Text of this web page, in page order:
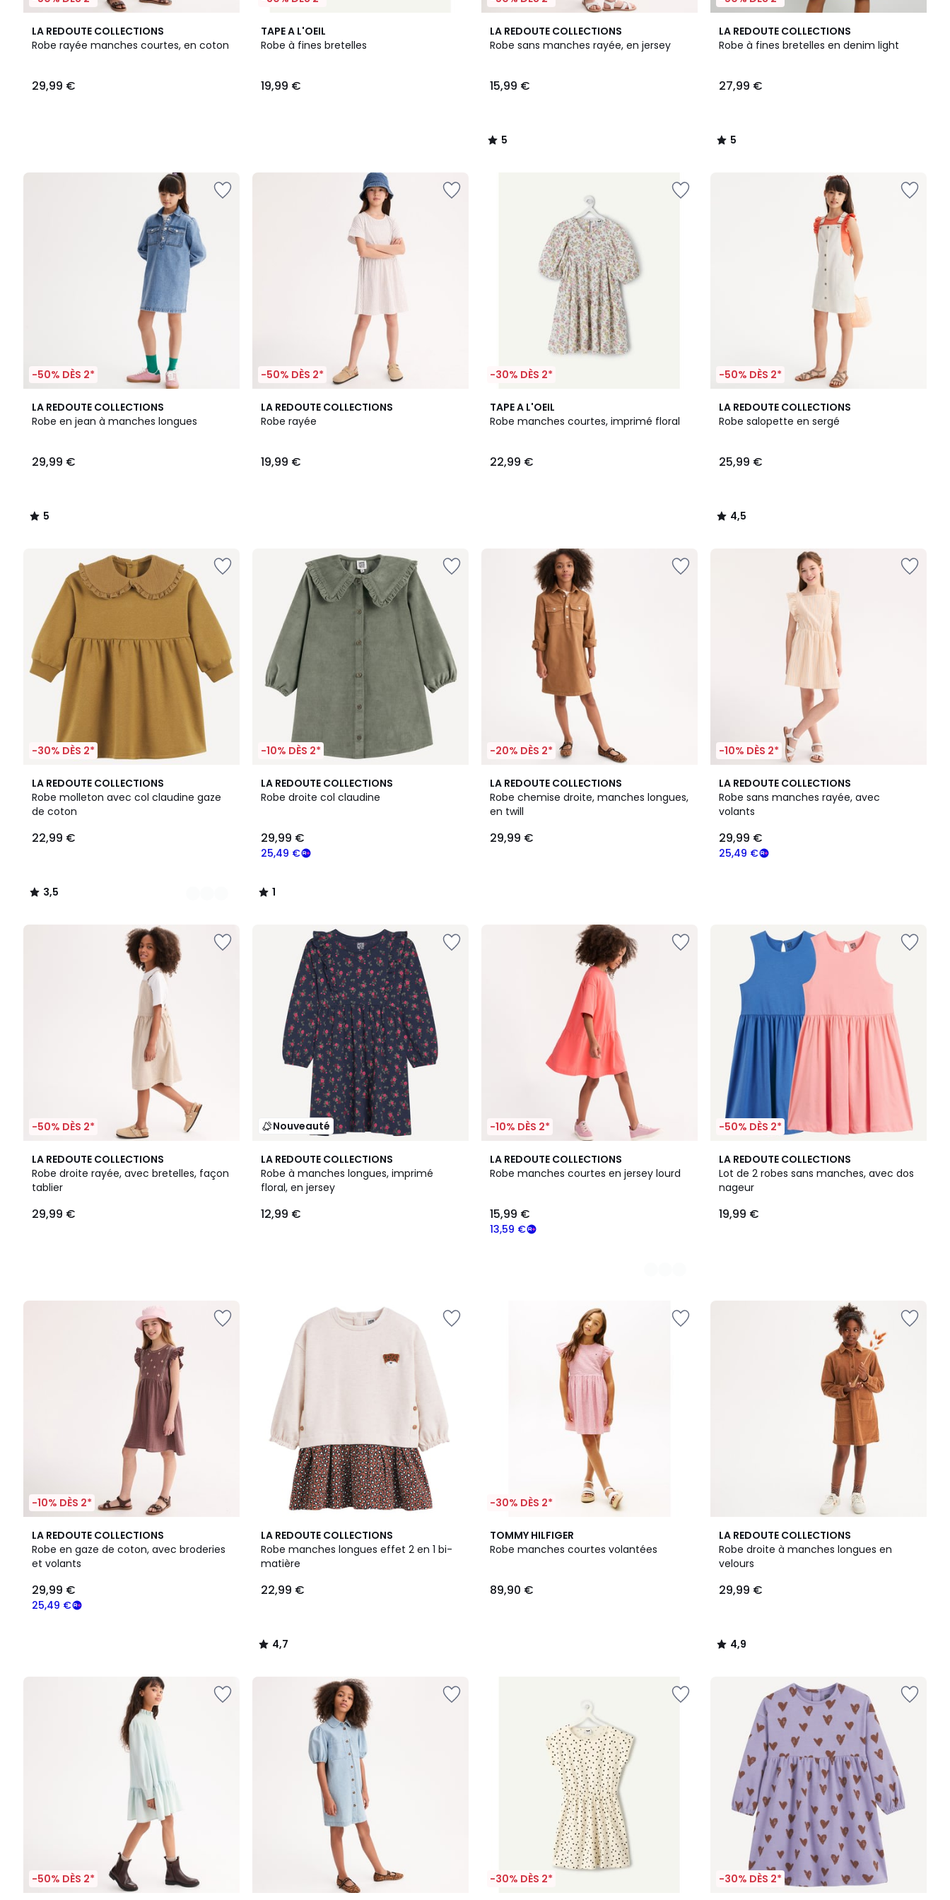
LA REDOUTE COLLECTIONS
Robe rayée manches courtes, en coton
€.
29,99 €
TAPE A L'OEIL
Robe à fines bretelles
19,99 €
LA REDOUTE COLLECTIONS
Robe sans manches rayée, en jersey
15,99 €
5
/
5
/
LA REDOUTE COLLECTIONS
Robe à fines bretelles en denim light
27,99 €
5
/
5
/
-50% DÈS 2*
LA REDOUTE COLLECTIONS
Robe en jean à manches longues
29,99 €
5
/
5
/
-50% DÈS 2*
LA REDOUTE COLLECTIONS
Robe rayée
19,99 €
-30% DÈS 2*
TAPE A L'OEIL
Robe manches courtes, imprimé floral
22,99 €
-50% DÈS 2*
LA REDOUTE COLLECTIONS
Robe salopette en sergé
25,99 €
4,5
/ 5
4,5
/
-30% DÈS 2*
LA REDOUTE COLLECTIONS
Robe molleton avec col claudine gaze
de coton
22,99 €
3,5
/ 5
2
Couleurs
3,5
/
-10% DÈS 2*
LA REDOUTE COLLECTIONS
Robe droite col claudine
25,49 €
29,99 €
1
/
1
/
-20% DÈS 2*
LA REDOUTE COLLECTIONS
Robe chemise droite, manches longues,
en twill
29,99 €
-10% DÈS 2*
LA REDOUTE COLLECTIONS
Robe sans manches rayée, avec
volants
25,49 €
29,99 €
-50% DÈS 2*
LA REDOUTE COLLECTIONS
Robe droite rayée, avec bretelles, façon
tablier
29,99 €
Nouveauté
LA REDOUTE COLLECTIONS
Robe à manches longues, imprimé
floral, en jersey
12,99 €
-10% DÈS 2*
LA REDOUTE COLLECTIONS
Robe manches courtes en jersey lourd
13,59 €
15,99 €
2
Couleurs
-50% DÈS 2*
LA REDOUTE COLLECTIONS
Lot de 2 robes sans manches, avec dos
nageur
19,99 €
-10% DÈS 2*
LA REDOUTE COLLECTIONS
Robe en gaze de coton, avec broderies
et volants
25,49 €
29,99 €
LA REDOUTE COLLECTIONS
Robe manches longues effet 2 en 1 bi-
matière
22,99 €
4,7
/ 5
4,7
/
-30% DÈS 2*
TOMMY HILFIGER
Robe manches courtes volantées
89,90 €
LA REDOUTE COLLECTIONS
Robe droite à manches longues en
velours
29,99 €
4,9
/ 5
4,9
/
-50% DÈS 2* -30% DÈS 2* -30% DÈS 2*